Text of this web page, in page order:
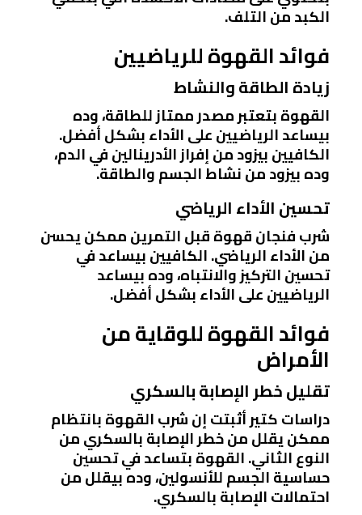
الكبد من التلف.
فوائد القهوة للرياضيين
زيادة الطاقة والنشاط
القهوة بتعتبر مصدر ممتاز للطاقة، وده
بيساعد الرياضيين على الأداء بشكل أفضل.
الكافيين بيزود من إفراز الأدرينالين في الدم،
وده بيزود من نشاط الجسم والطاقة.
تحسين الأداء الرياضي
شرب فنجان قهوة قبل التمرين ممكن يحسن
من الأداء الرياضي. الكافيين بيساعد في
تحسين التركيز والانتباه، وده بيساعد
الرياضيين على الأداء بشكل أفضل.
فوائد القهوة للوقاية من
الأمراض
تقليل خطر الإصابة بالسكري
دراسات كتير أثبتت إن شرب القهوة بانتظام
ممكن يقلل من خطر الإصابة بالسكري من
النوع الثاني. القهوة بتساعد في تحسين
حساسية الجسم للأنسولين، وده بيقلل من
احتمالات الإصابة بالسكري.